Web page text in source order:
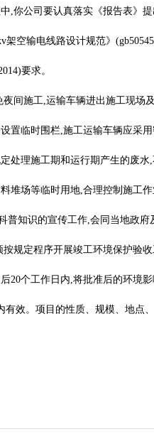
,你公司要认真落实《报告表》
架空输电线路设计规范》
要求。
间施工,运输车辆进出施工现场
置临时围栏,施工运输车辆应采
处理施工期和运行期产生的废水
堆场等临时用地,合理控制施工
普知识的宣传工作,会同当地政
按规定程序开展竣工环境保护验
20个工作日内,将批准后的环境
有效。项目的性质、规模、地点